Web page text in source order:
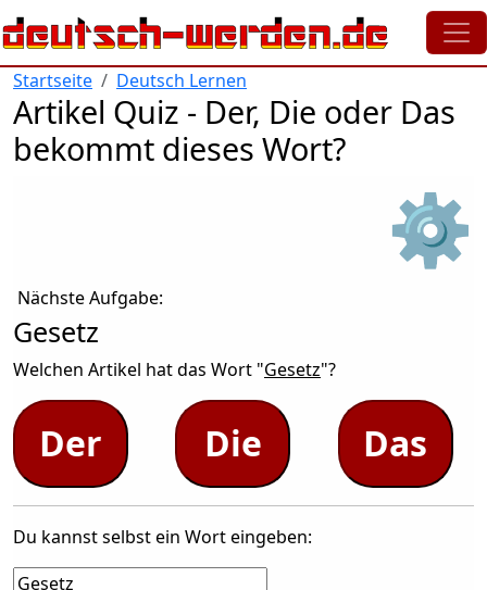
Direkt zum Inhalt
Startseite Deutsch Lernen
Artikel Quiz - Der, Die oder Das
bekommt dieses Wort?
⚙
Nächste Aufgabe:
Gesetz
Welchen Artikel hat das Wort "Gesetz"?
Der Die Das
Du kannst selbst ein Wort eingeben: